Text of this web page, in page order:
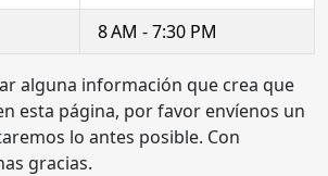
8 AM - 7:30 PM
alguna información que crea que
esta página, por favor envíenos un
lo antes posible. Con
gracias.